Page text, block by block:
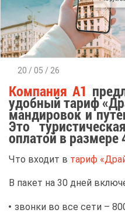
20 / 05 / 26
Ком­па­ния A1
удоб­ный та­риф
ман­ди­ро­вок и
Это
опла­той в раз­ме­ре
Что вхо­дит в та­риф
В па­кет на 30 дней
звон­ки во все се­ти –